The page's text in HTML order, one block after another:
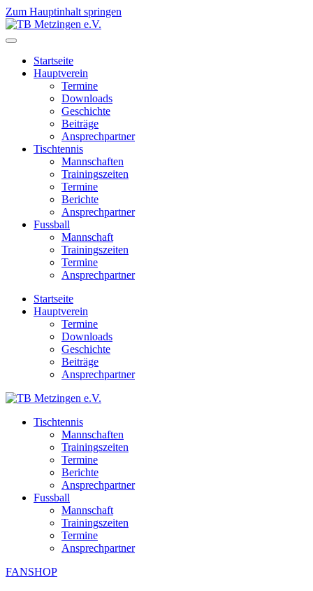
Zum Hauptinhalt springen
Startseite
Hauptverein
Termine
Downloads
Geschichte
Beiträge
Ansprechpartner
Tischtennis
Mannschaften
Trainingszeiten
Termine
Berichte
Ansprechpartner
Fussball
Mannschaft
Trainingszeiten
Termine
Ansprechpartner
Startseite
Hauptverein
Termine
Downloads
Geschichte
Beiträge
Ansprechpartner
Tischtennis
Mannschaften
Trainingszeiten
Termine
Berichte
Ansprechpartner
Fussball
Mannschaft
Trainingszeiten
Termine
Ansprechpartner
FANSHOP